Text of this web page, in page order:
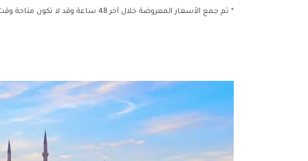
* تم جمع الأسعار المعروضة خلال آخر 48 ساعة وقد لا تكون متاحة وقت الحجز.